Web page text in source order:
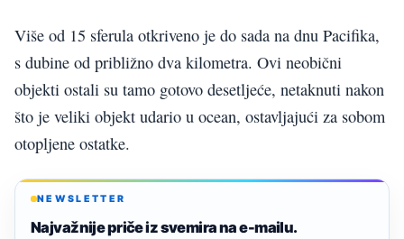
Više od 15 sferula otkriveno je do sada na dnu Pacifika,
s dubine od približno dva kilometra. Ovi neobični
objekti ostali su tamo gotovo desetljeće, netaknuti nakon
što je veliki objekt udario u ocean, ostavljajući za sobom
otopljene ostatke.
NEWSLETTER
Najvažnije priče iz svemira na e-mailu.